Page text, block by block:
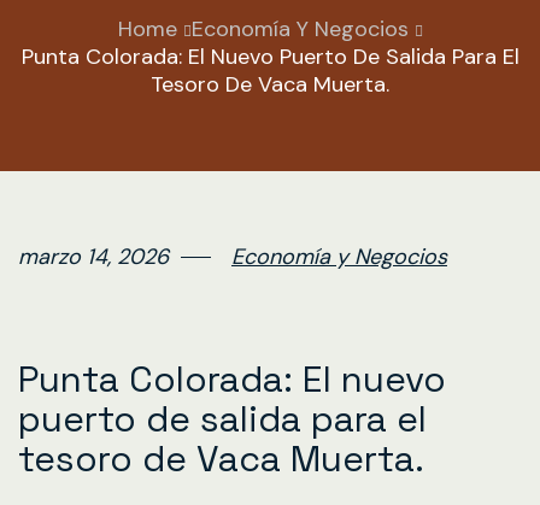
Home Economía Y Negocios
Punta Colorada: El Nuevo Puerto De Salida Para El
Tesoro De Vaca Muerta.
marzo 14, 2026 Economía y Negocios
Punta Colorada: El nuevo
puerto de salida para el
tesoro de Vaca Muerta.